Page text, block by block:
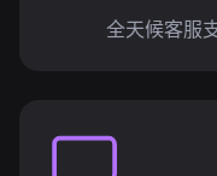
全天候客服